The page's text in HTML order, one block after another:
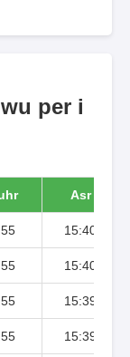
per i
Asr
15:40
15:40
15:39
15:39